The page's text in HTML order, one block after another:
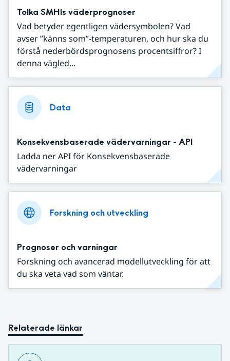
Tolka SMHIs väderprognoser
Vad betyder egentligen vädersymbolen? Vad
avser ”känns som”-temperaturen, och hur ska du
förstå nederbördsprognosens procentsiffror? I
denna vägled...
Data
Konsekvensbaserade vädervarningar - API
Ladda ner API för Konsekvensbaserade
vädervarningar
Forskning och utveckling
Prognoser och varningar
Forskning och avancerad modellutveckling för att
du ska veta vad som väntar.
Relaterade länkar